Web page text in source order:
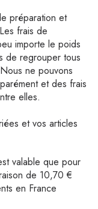
préparation et
frais de
importe le poids
de regrouper tous
ne pouvons
et des frais
elles.
et vos articles
valable que pour
de 10,70 €
en France